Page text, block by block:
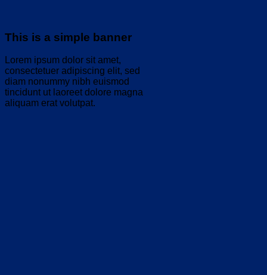
This is a simple banner
Lorem ipsum dolor sit amet,
consectetuer adipiscing elit, sed
diam nonummy nibh euismod
tincidunt ut laoreet dolore magna
aliquam erat volutpat.